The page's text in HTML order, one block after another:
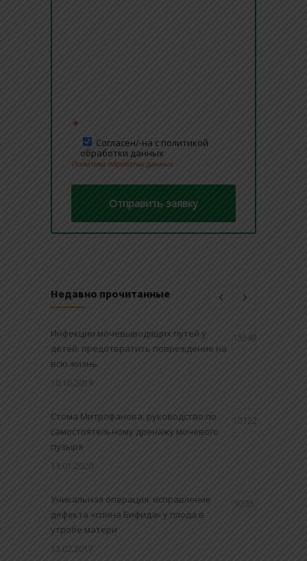
*
Согласен/-на с политикой
обработки данных
Политика обработки данных
Недавно прочитанные
Инфекции мочевыводящих путей у
детей: предотвратить повреждение на
всю жизнь
15549
10.10.2019
Стома Митрофанова: руководство по
самостоятельному дренажу мочевого
пузыря
10722
13.01.2020
Уникальная операция: исправление
дефекта «спина Бифида» у плода в
утробе матери
9235
12.02.2017